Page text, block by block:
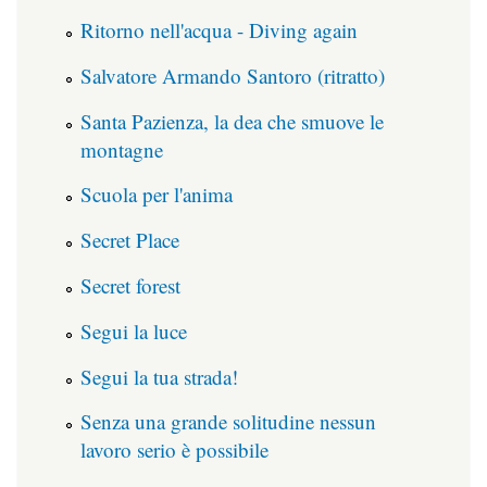
Ritorno nell'acqua - Diving again
Salvatore Armando Santoro (ritratto)
Santa Pazienza, la dea che smuove le
montagne
Scuola per l'anima
Secret Place
Secret forest
Segui la luce
Segui la tua strada!
Senza una grande solitudine nessun
lavoro serio è possibile